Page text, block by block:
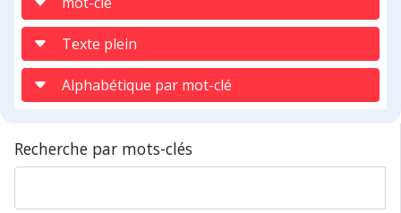
Texte plein
Alphabétique par mot-clé
Recherche par mots-clés